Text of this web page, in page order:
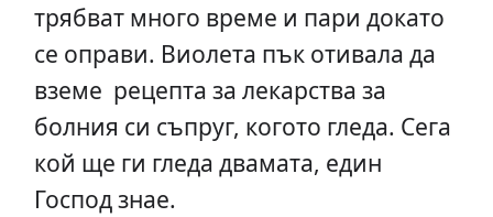
трябват много време и пари докато
се оправи. Виолета пък отивала да
вземе рецепта за лекарства за
болния си съпруг, когото гледа. Сега
кой ще ги гледа двамата, един
Господ знае.